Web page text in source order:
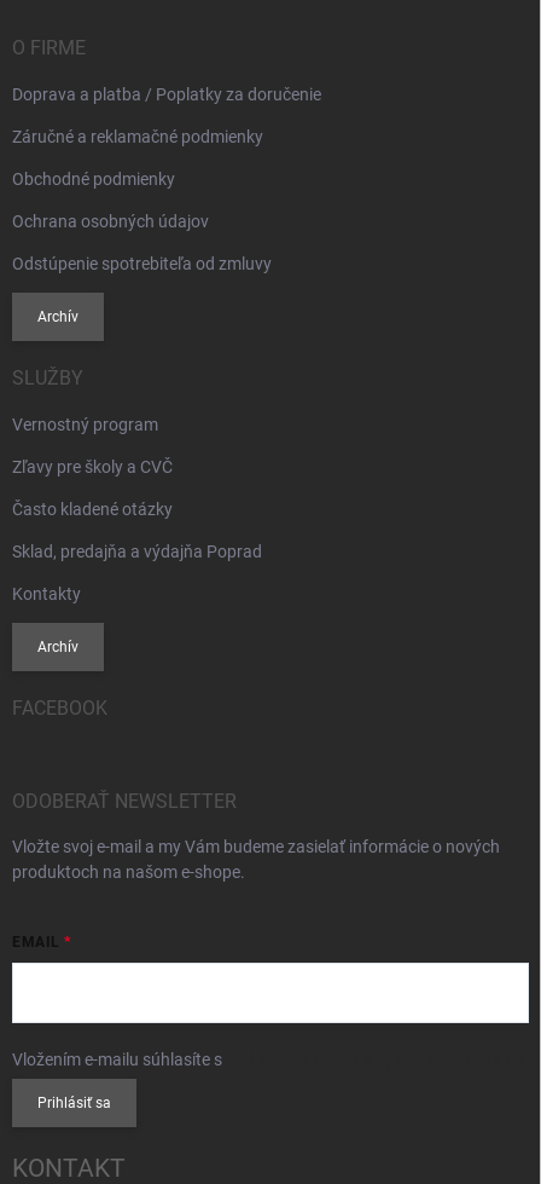
O FIRME
Doprava a platba / Poplatky za doručenie
Záručné a reklamačné podmienky
Obchodné podmienky
Ochrana osobných údajov
Odstúpenie spotrebiteľa od zmluvy
Archív
SLUŽBY
Vernostný program
Zľavy pre školy a CVČ
Často kladené otázky
Sklad, predajňa a výdajňa Poprad
Kontakty
Archív
FACEBOOK
ODOBERAŤ NEWSLETTER
Vložte svoj e-mail a my Vám budeme zasielať informácie o nových
produktoch na našom e-shope.
EMAIL
Vložením e-mailu súhlasíte s
Prihlásiť sa
KONTAKT